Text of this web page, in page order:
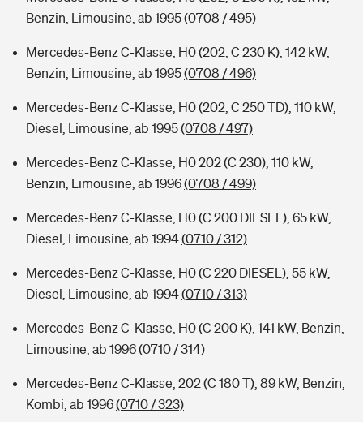
Benzin, Limousine, ab 1995(0708 / 495)
Mercedes-Benz C-Klasse, H0 (202, C 230 K), 142 kW,
Benzin, Limousine, ab 1995(0708 / 496)
Mercedes-Benz C-Klasse, H0 (202, C 250 TD), 110 kW,
Diesel, Limousine, ab 1995(0708 / 497)
Mercedes-Benz C-Klasse, H0 202 (C 230), 110 kW,
Benzin, Limousine, ab 1996(0708 / 499)
Mercedes-Benz C-Klasse, H0 (C 200 DIESEL), 65 kW,
Diesel, Limousine, ab 1994(0710 / 312)
Mercedes-Benz C-Klasse, H0 (C 220 DIESEL), 55 kW,
Diesel, Limousine, ab 1994(0710 / 313)
Mercedes-Benz C-Klasse, H0 (C 200 K), 141 kW, Benzin,
Limousine, ab 1996(0710 / 314)
Mercedes-Benz C-Klasse, 202 (C 180 T), 89 kW, Benzin,
Kombi, ab 1996(0710 / 323)